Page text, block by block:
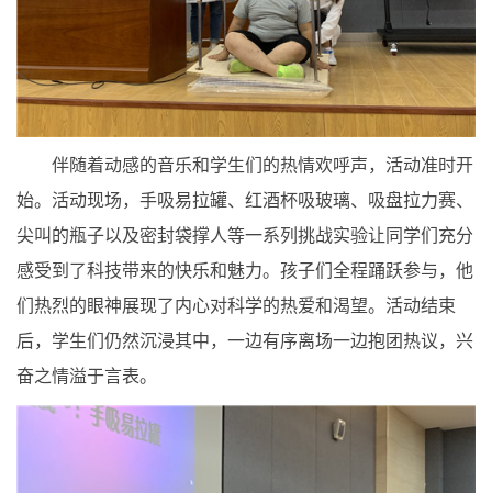
伴随着动感的音乐和学生们的热情欢呼声，活动准时开
始。活动现场，手吸易拉罐、红酒杯吸玻璃、吸盘拉力赛、
尖叫的瓶子以及密封袋撑人等一系列挑战实验让同学们充分
感受到了科技带来的快乐和魅力。孩子们全程踊跃参与，他
们热烈的眼神展现了内心对科学的热爱和渴望。活动结束
后，学生们仍然沉浸其中，一边有序离场一边抱团热议，兴
奋之情溢于言表。